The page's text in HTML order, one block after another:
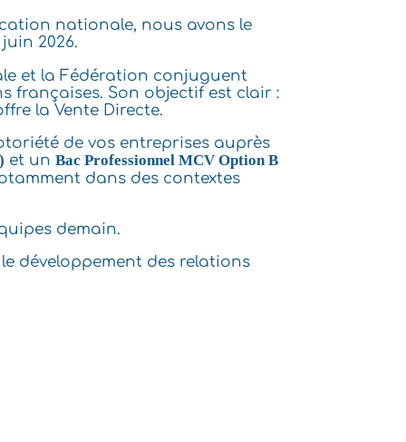
nationale, nous avons le
2026.
et la Fédération conjuguent
françaises. Son objectif est clair :
la Vente Directe.
de vos entreprises auprès
et un Bac Professionnel MCV Option B
dans des contextes
demain.
développement des relations